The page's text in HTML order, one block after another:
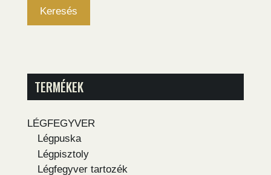
Keresés
TERMÉKEK
LÉGFEGYVER
Légpuska
Légpisztoly
Légfegyver tartozék